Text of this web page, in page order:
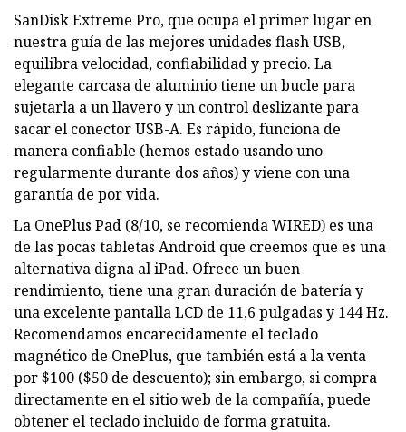
SanDisk Extreme Pro, que ocupa el primer lugar en
nuestra guía de las mejores unidades flash USB,
equilibra velocidad, confiabilidad y precio. La
elegante carcasa de aluminio tiene un bucle para
sujetarla a un llavero y un control deslizante para
sacar el conector USB-A. Es rápido, funciona de
manera confiable (hemos estado usando uno
regularmente durante dos años) y viene con una
garantía de por vida.
La OnePlus Pad (8/10, se recomienda WIRED) es una
de las pocas tabletas Android que creemos que es una
alternativa digna al iPad. Ofrece un buen
rendimiento, tiene una gran duración de batería y
una excelente pantalla LCD de 11,6 pulgadas y 144 Hz.
Recomendamos encarecidamente el teclado
magnético de OnePlus, que también está a la venta
por $100 ($50 de descuento); sin embargo, si compra
directamente en el sitio web de la compañía, puede
obtener el teclado incluido de forma gratuita.